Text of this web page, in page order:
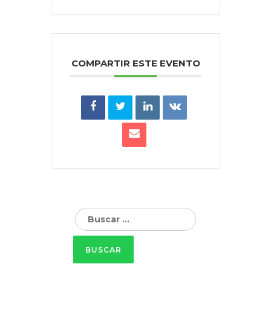
COMPARTIR ESTE EVENTO
Buscar: